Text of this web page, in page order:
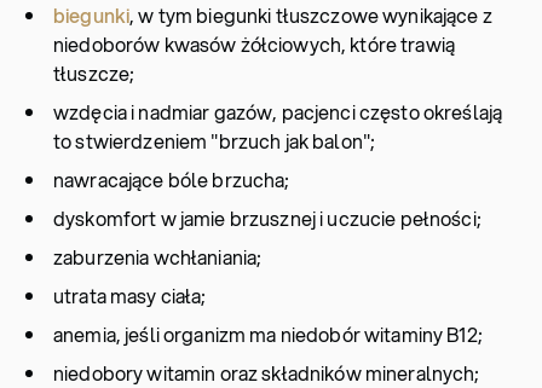
biegunki, w tym biegunki tłuszczowe wynikające z
niedoborów kwasów żółciowych, które trawią
tłuszcze;
wzdęcia i nadmiar gazów, pacjenci często określają
to stwierdzeniem "brzuch jak balon";
nawracające bóle brzucha;
dyskomfort w jamie brzusznej i uczucie pełności;
zaburzenia wchłaniania;
utrata masy ciała;
anemia, jeśli organizm ma niedobór witaminy B12;
niedobory witamin oraz składników mineralnych;